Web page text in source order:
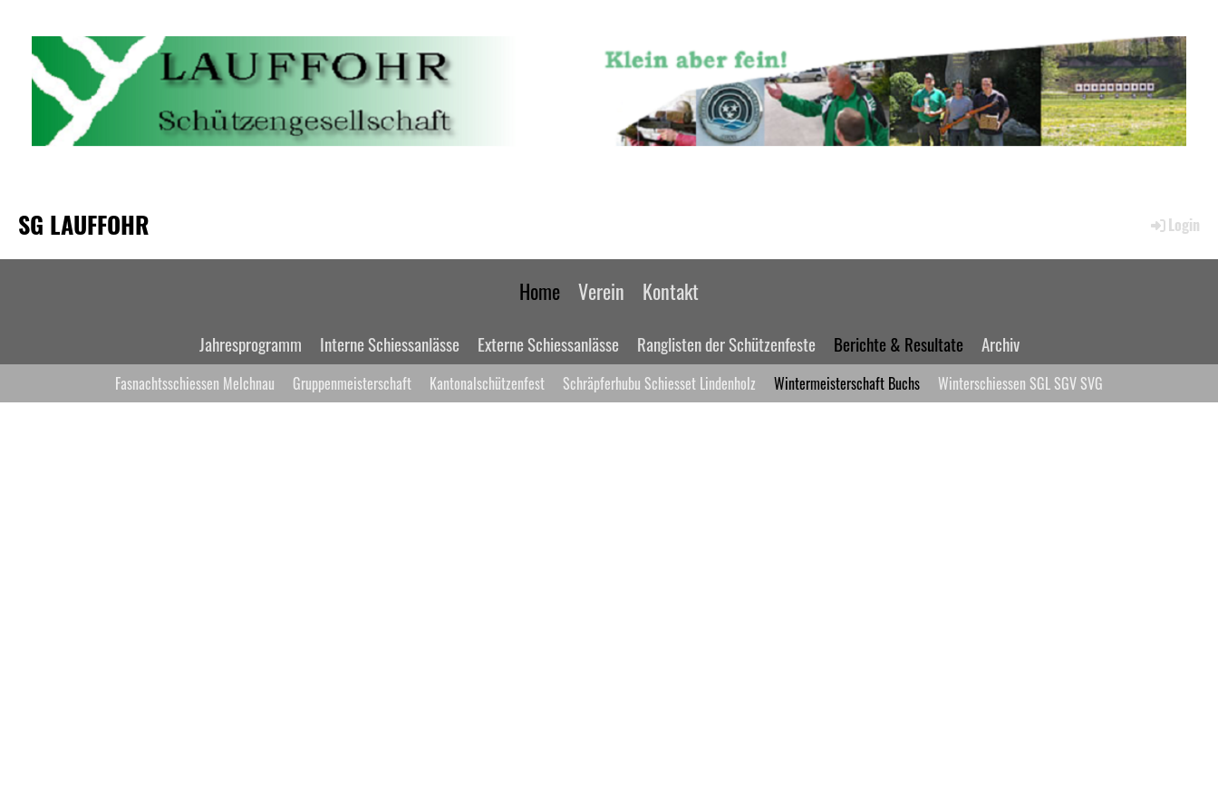
SG LAUFFOHR Login
Home Verein Kontakt
Jahresprogramm Interne Schiessanlässe Externe Schiessanlässe Ranglisten der Schützenfeste Berichte & Resultate Archiv
Fasnachtsschiessen Melchnau Gruppenmeisterschaft Kantonalschützenfest Schräpferhubu Schiesset Lindenholz Wintermeisterschaft Buchs Winterschiessen SGL SGV SVG